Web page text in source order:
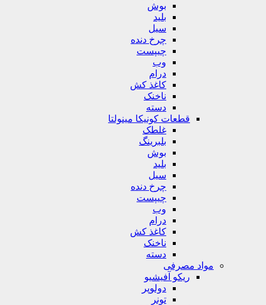
بوش
بلید
سیل
چرخ دنده
چیپست
وب
درام
کاغذ کش
ناخنک
دسته
قطعات کونیکا مینولتا
غلطک
بلبرینگ
بوش
بلید
سیل
چرخ دنده
چیپست
وب
درام
کاغذ کش
ناخنک
دسته
مواد مصرفی
ریکو آفیشیو
دولوپر
تونر